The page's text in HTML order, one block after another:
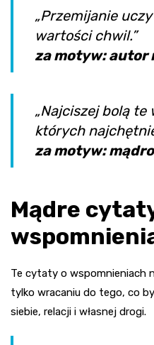
„Przemijanie
wartości chwil.”
za motyw: autor
„Najciszej bolą te
których
za motyw:
Mądre
Te cytaty o wspomnieniach
tylko wracaniu do tego, co
siebie, relacji i własnej drogi.